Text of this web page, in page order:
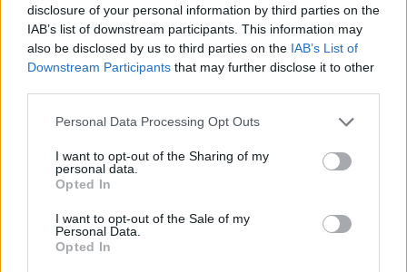
disclosure of your personal information by third parties on the
IAB’s list of downstream participants. This information may
also be disclosed by us to third parties on the IAB’s List of
Downstream Participants that may further disclose it to other
Personal Data Processing Opt Outs
I want to opt-out of the Sharing of my
personal data.
Opted In
I want to opt-out of the Sale of my
Personal Data.
Opted In